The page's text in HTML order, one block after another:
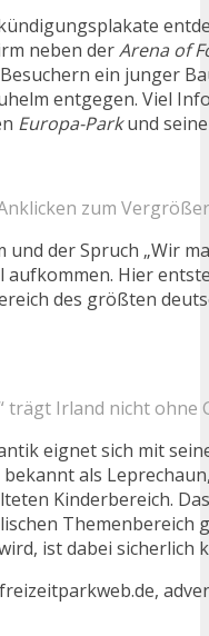
neben derArena of
ein junger
entgegen. Viel
Europa-Parkund
zum
der Spruch „Wir
aufkommen. Hier
des größten
trägt Irland nicht
eignet sich mit
als
Kinderbereich.
Themenbereich
ist dabei sicherlich